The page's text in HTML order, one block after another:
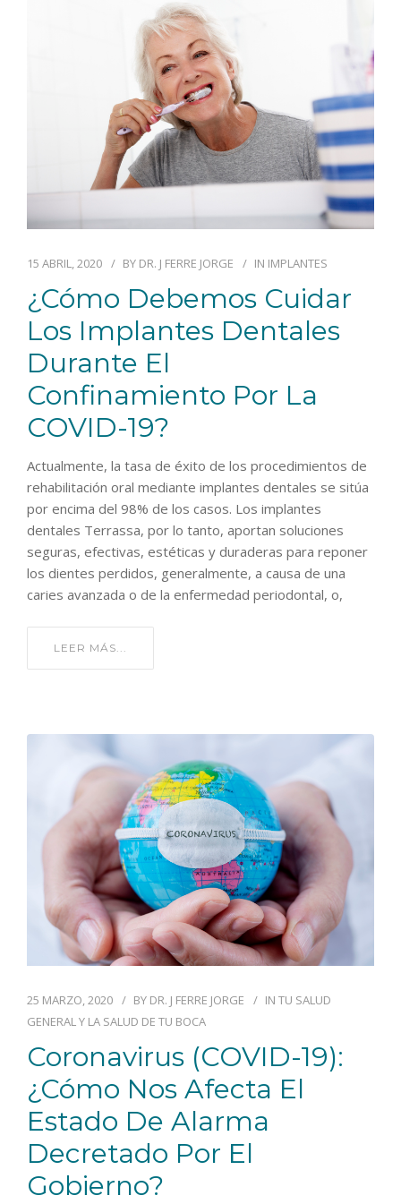
15 ABRIL, 2020 BY DR. J FERRE JORGE IN IMPLANTES
¿Cómo Debemos Cuidar
Los Implantes Dentales
Durante El
Confinamiento Por La
COVID-19?
Actualmente, la tasa de éxito de los procedimientos de
rehabilitación oral mediante implantes dentales se sitúa
por encima del 98% de los casos. Los implantes
dentales Terrassa, por lo tanto, aportan soluciones
seguras, efectivas, estéticas y duraderas para reponer
los dientes perdidos, generalmente, a causa de una
caries avanzada o de la enfermedad periodontal, o,
LEER MÁS...
25 MARZO, 2020 BY DR. J FERRE JORGE IN TU SALUD
GENERAL Y LA SALUD DE TU BOCA
Coronavirus (COVID-19):
¿Cómo Nos Afecta El
Estado De Alarma
Decretado Por El
Gobierno?